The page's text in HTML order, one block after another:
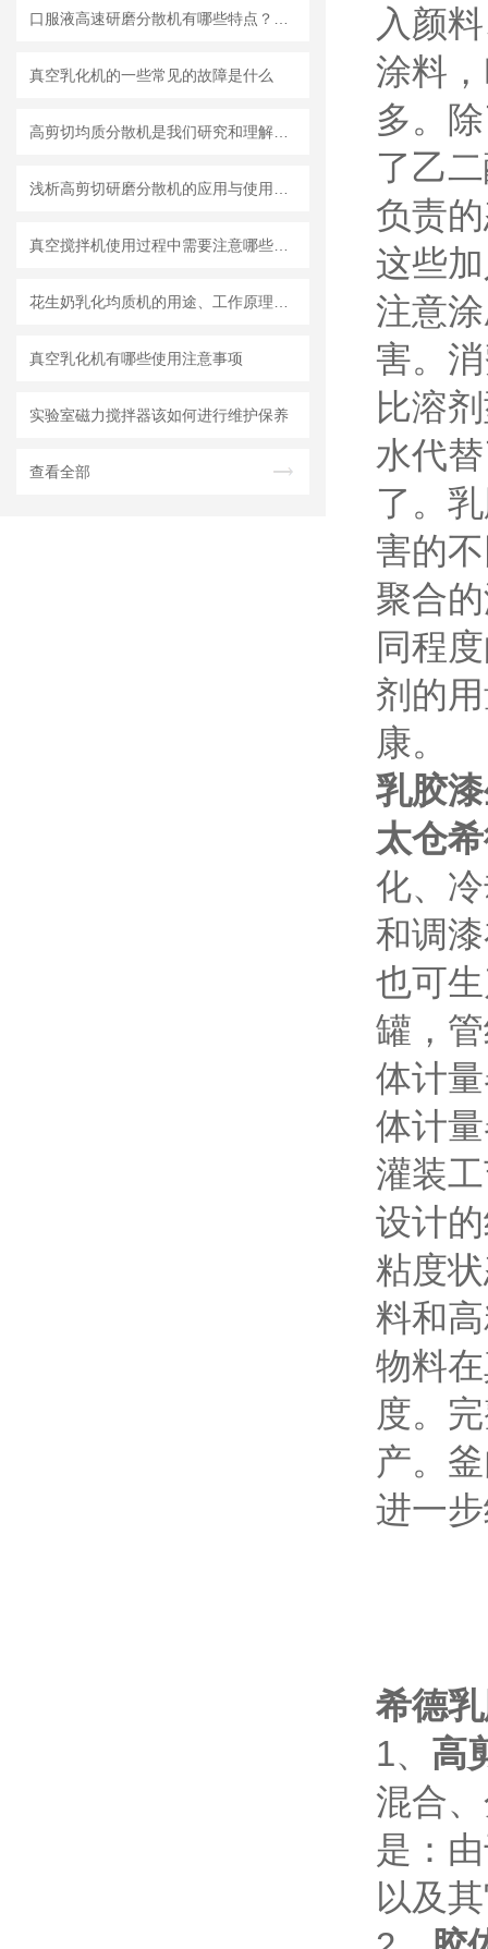
真空乳化机的一些常见的故障是什么
真空乳化机有哪些使用注意事项
实验室磁力搅拌器该如何进行维护保养
查看全部
入颜
涂料
多。
了乙
负责
这些
注意
害。
比溶
水代
了。
害的
聚合
同程
剂的
康。
乳胶
太仓
化、
和调
也可
罐，
体计
体计
灌装
设计
粘度
料和
物料
度。
产。
进一
希德
1、 高
混合
是：
以及